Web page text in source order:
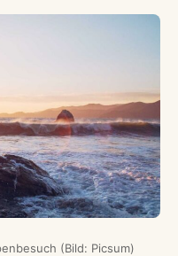
(Bild: Picsum)